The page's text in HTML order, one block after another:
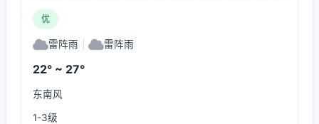
优
雷阵雨 雷阵雨
22° ~ 27°
东南风
1-3级